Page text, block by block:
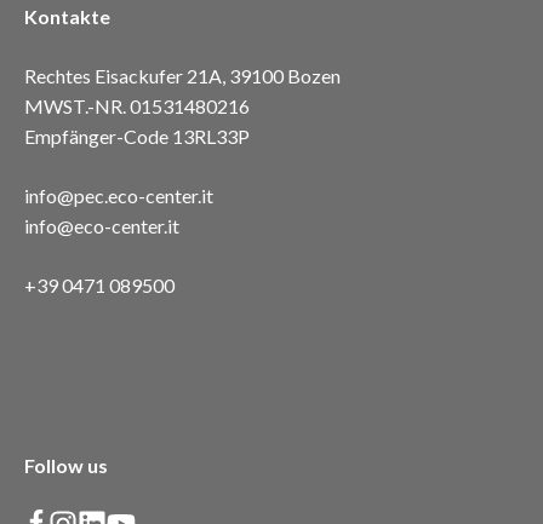
Kontakte
Rechtes Eisackufer 21A, 39100 Bozen
MWST.-NR. 01531480216
Empfänger-Code 13RL33P
info@pec.eco-center.it
info@eco-center.it
+39 0471 089500
Follow us